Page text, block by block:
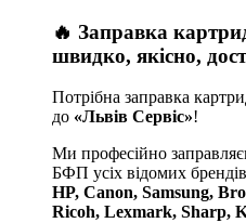
🔥 Заправка
швидко, якісно,
Потрібна заправка
до «Львів Сервіс»!
Ми професійно
БФП усіх відомих
HP, Canon, Samsung,
Ricoh, Lexmark, Sharp,